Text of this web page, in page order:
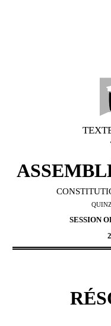
ASSEMBL
SESSION